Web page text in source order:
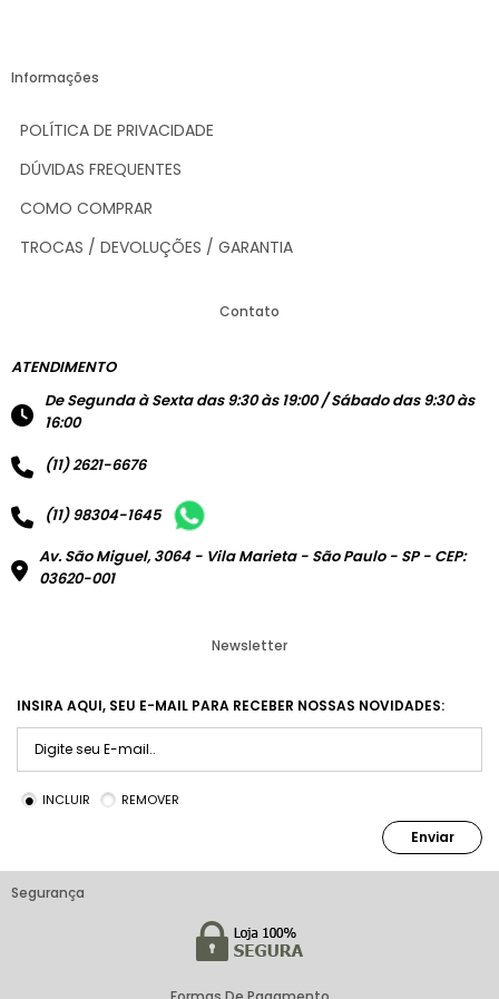
Informações
POLÍTICA DE PRIVACIDADE
DÚVIDAS FREQUENTES
COMO COMPRAR
TROCAS / DEVOLUÇÕES / GARANTIA
Contato
ATENDIMENTO
De Segunda à Sexta das 9:30 às 19:00 / Sábado das 9:30 às
16:00
(11) 2621-6676
(11) 98304-1645
Av. São Miguel, 3064 - Vila Marieta - São Paulo - SP - CEP:
03620-001
Newsletter
INSIRA AQUI, SEU E-MAIL PARA RECEBER NOSSAS NOVIDADES:
INCLUIR REMOVER
Enviar
Segurança